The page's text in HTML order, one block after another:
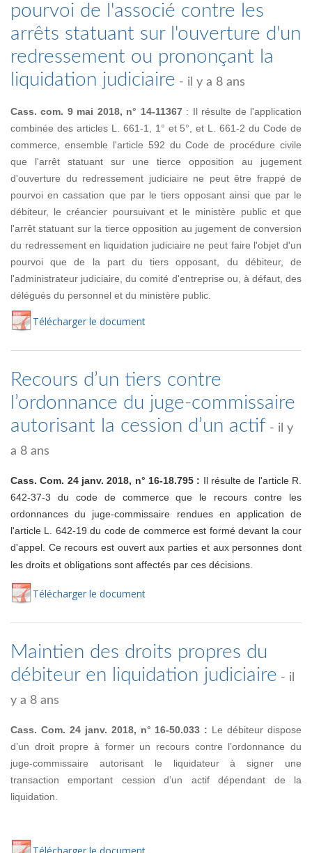
pourvoi de l'associé contre les
arrêts statuant sur l'ouverture d'un
redressement ou prononçant la
liquidation judiciaire - il y a 8 ans
Cass. com. 9 mai 2018, n° 14-11367 : Il résulte de l'application
combinée des articles L. 661-1, 1° et 5°, et L. 661-2 du Code de
commerce, ensemble l'article 592 du Code de procédure civile
que l'arrêt statuant sur une tierce opposition au jugement
d'ouverture du redressement judiciaire ne peut être frappé de
pourvoi en cassation que par le tiers opposant ainsi que par le
débiteur, le créancier poursuivant et le ministère public et que
l'arrêt statuant sur la tierce opposition au jugement de conversion
du redressement en liquidation judiciaire ne peut faire l'objet d'un
pourvoi que de la part du tiers opposant, du débiteur, de
l'administrateur judiciaire, du comité d'entreprise ou, à défaut, des
délégués du personnel et du ministère public.
Télécharger le document
Recours d’un tiers contre
l’ordonnance du juge-commissaire
autorisant la cession d’un actif - il y
a 8 ans
Cass. Com. 24 janv. 2018, n° 16-18.795 : Il résulte de l'article R.
642-37-3 du code de commerce que le recours contre les
ordonnances du juge-commissaire rendues en application de
l'article L. 642-19 du code de commerce est formé devant la cour
d'appel. Ce recours est ouvert aux parties et aux personnes dont
les droits et obligations sont affectés par ces décisions.
Télécharger le document
Maintien des droits propres du
débiteur en liquidation judiciaire - il
y a 8 ans
Cass. Com. 24 janv. 2018, n° 16-50.033 : Le débiteur dispose
d’un droit propre à former un recours contre l’ordonnance du
juge-commissaire autorisant le liquidateur à signer une
transaction emportant cession d’un actif dépendant de la
liquidation.